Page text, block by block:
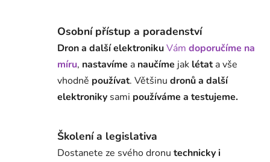
Osobní přístup a poradenství
Dron a další elektronikuVám doporučíme na
míru, nastavíme a naučíme jak létata vše
vhodně používat. Většinu dronů a další
elektroniky sami používáme a testujeme.
Školení a legislativa
Dostanete ze svého dronu technicky i